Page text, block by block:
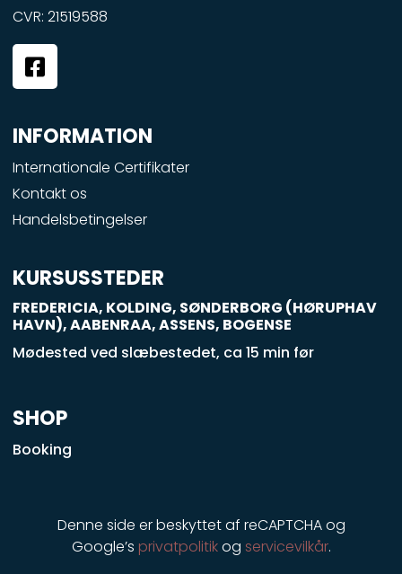
CVR: 21519588
F
a
c
e
b
o
o
k
-
q
u
a
r
INFORMATION
Internationale Certifikater
Kontakt os
Handelsbetingelser
KURSUSSTEDER
FREDERICIA, KOLDING, SØNDERBORG (HØRUPHAV
HAVN), AABENRAA, ASSENS, BOGENSE
Mødested ved slæbestedet, ca 15 min før
SHOP
Booking
Denne side er beskyttet af reCAPTCHA og
Google’s privatpolitikog servicevilkår.